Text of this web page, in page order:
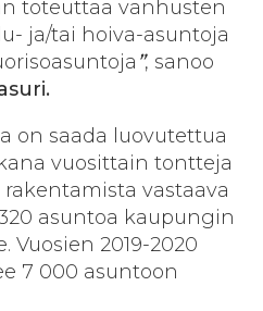
toteuttaa vanhusten
ja/tai hoiva-asuntoja
”, sanoo
on saada luovutettua
vuosittain tontteja
vastaava
asuntoa kaupungin
Vuosien 2019-2020
7 000 asuntoon